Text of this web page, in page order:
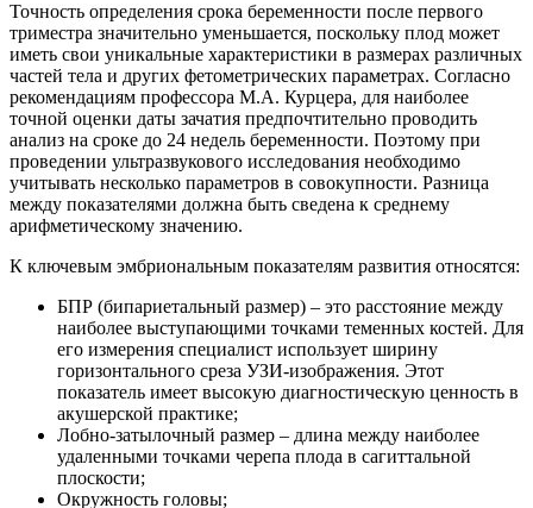
Точность определения срока беременности после первого
триместра значительно уменьшается, поскольку плод может
иметь свои уникальные характеристики в размерах различных
частей тела и других фетометрических параметрах. Согласно
рекомендациям профессора М.А. Курцера, для наиболее
точной оценки даты зачатия предпочтительно проводить
анализ на сроке до 24 недель беременности. Поэтому при
проведении ультразвукового исследования необходимо
учитывать несколько параметров в совокупности. Разница
между показателями должна быть сведена к среднему
арифметическому значению.
К ключевым эмбриональным показателям развития относятся:
БПР (бипариетальный размер) – это расстояние между
наиболее выступающими точками теменных костей. Для
его измерения специалист использует ширину
горизонтального среза УЗИ-изображения. Этот
показатель имеет высокую диагностическую ценность в
акушерской практике;
Лобно-затылочный размер – длина между наиболее
удаленными точками черепа плода в сагиттальной
плоскости;
Окружность головы;